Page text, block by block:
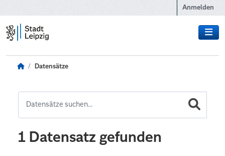
Anmelden
Datensätze
1 Datensatz gefunden